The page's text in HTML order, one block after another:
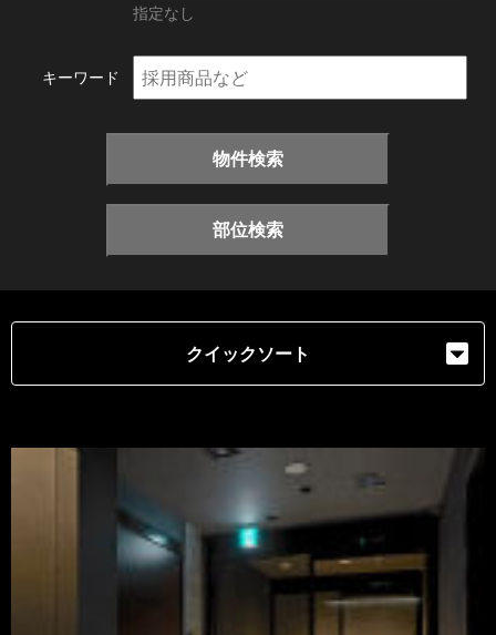
指定なし
キーワード
物件検索
部位検索
クイックソート